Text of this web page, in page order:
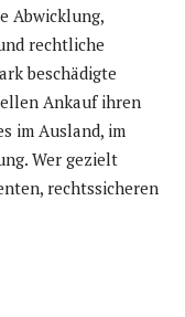
Abwicklung,
rechtliche
beschädigte
Ankauf ihren
im Ausland, im
Wer gezielt
rechtssicheren